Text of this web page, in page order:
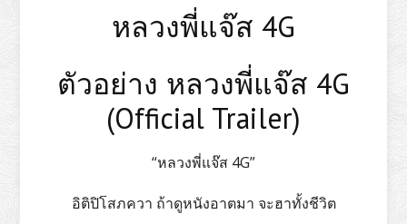
หลวงพี่แจ๊ส 4G
ตัวอย่าง หลวงพี่แจ๊ส 4G
(Official Trailer)
“หลวงพี่แจ๊ส 4G”
อิติปิโสภควา ถ้าดูหนังอาตมา จะฮาทั้งชีวิต